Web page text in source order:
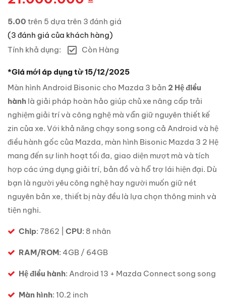
5.00 trên 5 dựa trên 3 đánh giá
(3 đánh giá của khách hàng)
Tính khả dụng:
Còn Hàng
*Giá mới áp dụng từ 15/12/2025
Màn hình Android Bisonic cho Mazda 3 bản 2 Hệ điều
hành là giải pháp hoàn hảo giúp chủ xe nâng cấp trải
nghiệm giải trí và công nghệ mà vẫn giữ nguyên thiết kế
zin của xe. Với khả năng chạy song song cả Android và hệ
điều hành gốc của Mazda, màn hình Bisonic Mazda 3 2 Hệ
mang đến sự linh hoạt tối đa, giao diện mượt mà và tích
hợp các ứng dụng giải trí, bản đồ và hỗ trợ lái hiện đại. Dù
bạn là người yêu công nghệ hay người muốn giữ nét
nguyên bản xe, thiết bị này đều là lựa chọn thông minh và
tiện nghi.
Chip: 7862 | CPU: 8 nhân
RAM/ROM: 4GB / 64GB
Hệ điều hành: Android 13 + Mazda Connect song song
Màn hình: 10.2 inch